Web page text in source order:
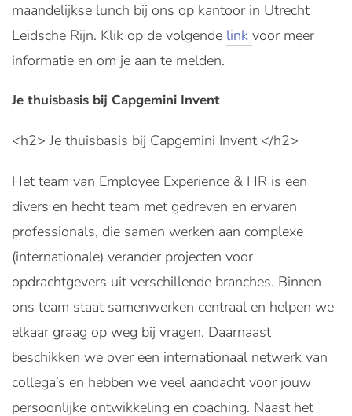
maandelijkse lunch bij ons op kantoor in Utrecht
Leidsche Rijn. Klik op de volgende link voor meer
informatie en om je aan te melden.
Je thuisbasis bij Capgemini Invent
<h2> Je thuisbasis bij Capgemini Invent </h2>
Het team van Employee Experience & HR is een
divers en hecht team met gedreven en ervaren
professionals, die samen werken aan complexe
(internationale) verander projecten voor
opdrachtgevers uit verschillende branches. Binnen
ons team staat samenwerken centraal en helpen we
elkaar graag op weg bij vragen. Daarnaast
beschikken we over een internationaal netwerk van
collega’s en hebben we veel aandacht voor jouw
persoonlijke ontwikkeling en coaching. Naast het